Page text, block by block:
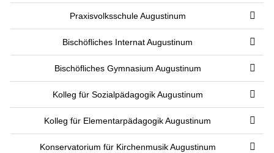
Praxisvolksschule Augustinum
Bischöfliches Internat Augustinum
Bischöfliches Gymnasium Augustinum
Kolleg für Sozialpädagogik Augustinum
Kolleg für Elementarpädagogik Augustinum
Konservatorium für Kirchenmusik Augustinum